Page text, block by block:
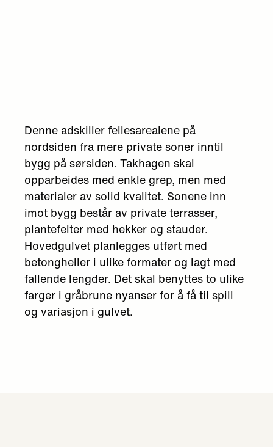
Denne adskiller fellesarealene på
nordsiden fra mere private soner inntil
bygg på sørsiden. Takhagen skal
opparbeides med enkle grep, men med
materialer av solid kvalitet. Sonene inn
imot bygg består av private terrasser,
plantefelter med hekker og stauder.
Hovedgulvet planlegges utført med
betongheller i ulike formater og lagt med
fallende lengder. Det skal benyttes to ulike
farger i gråbrune nyanser for å få til spill
og variasjon i gulvet.